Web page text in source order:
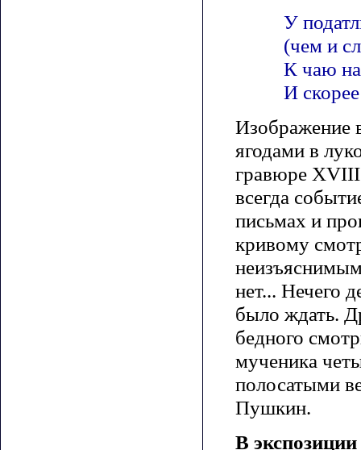
У
(чем и
К чаю
И
Изображение
ягодами в
гравюре XVIII
всегда
письмах и
кривому
нет... Нечего
было ждать.
бедного
мученика
полосатыми
Пушкин.
В